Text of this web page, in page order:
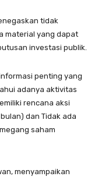
tidak
material yang dapat
investasi publik.
penting yang
adanya aktivitas
rencana aksi
dan Tidak ada
saham
menyampaikan